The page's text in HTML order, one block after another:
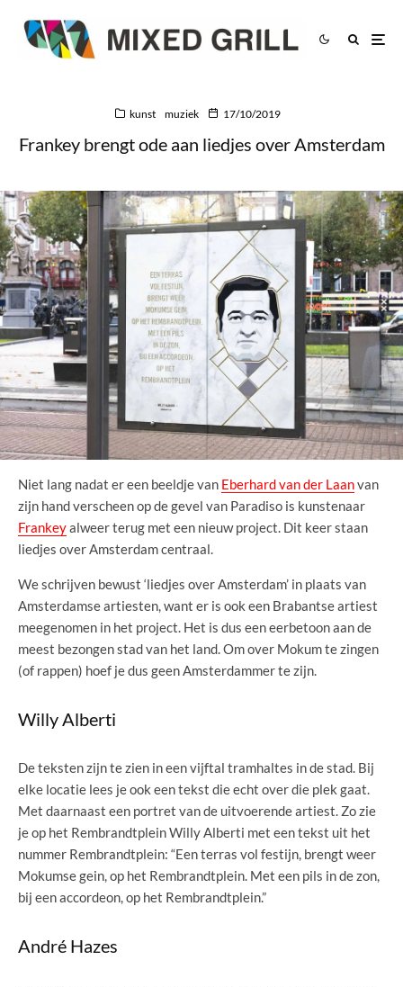
kunst muziek 17/10/2019
Frankey brengt ode aan liedjes over Amsterdam
Niet lang nadat er een beeldje van Eberhard van der Laanvan
zijn hand verscheen op de gevel van Paradiso is kunstenaar
Frankeyalweer terug met een nieuw project. Dit keer staan
liedjes over Amsterdam centraal.
We schrijven bewust ‘liedjes over Amsterdam’ in plaats van
Amsterdamse artiesten, want er is ook een Brabantse artiest
meegenomen in het project. Het is dus een eerbetoon aan de
meest bezongen stad van het land. Om over Mokum te zingen
(of rappen) hoef je dus geen Amsterdammer te zijn.
Willy Alberti
De teksten zijn te zien in een vijftal tramhaltes in de stad. Bij
elke locatie lees je ook een tekst die echt over die plek gaat.
Met daarnaast een portret van de uitvoerende artiest. Zo zie
je op het Rembrandtplein Willy Alberti met een tekst uit het
nummer Rembrandtplein: “Een terras vol festijn, brengt weer
Mokumse gein, op het Rembrandtplein. Met een pils in de zon,
bij een accordeon, op het Rembrandtplein.”
André Hazes